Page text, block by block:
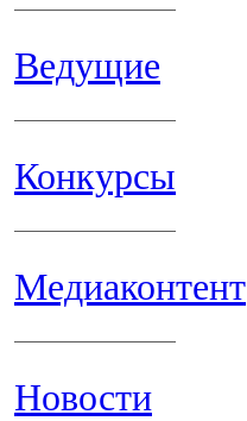
Ведущие
Конкурсы
Медиаконтент
Новости